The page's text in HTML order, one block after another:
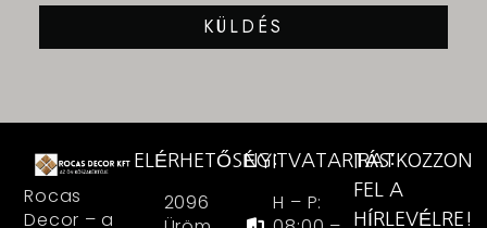
KÜLDÉS
Rocas
Decor – a
ELÉRHETŐSÉG:
2096
NYITVATARTÁS:
H – P:
IRATKOZZON
FEL A
HÍRLEVÉLRE!